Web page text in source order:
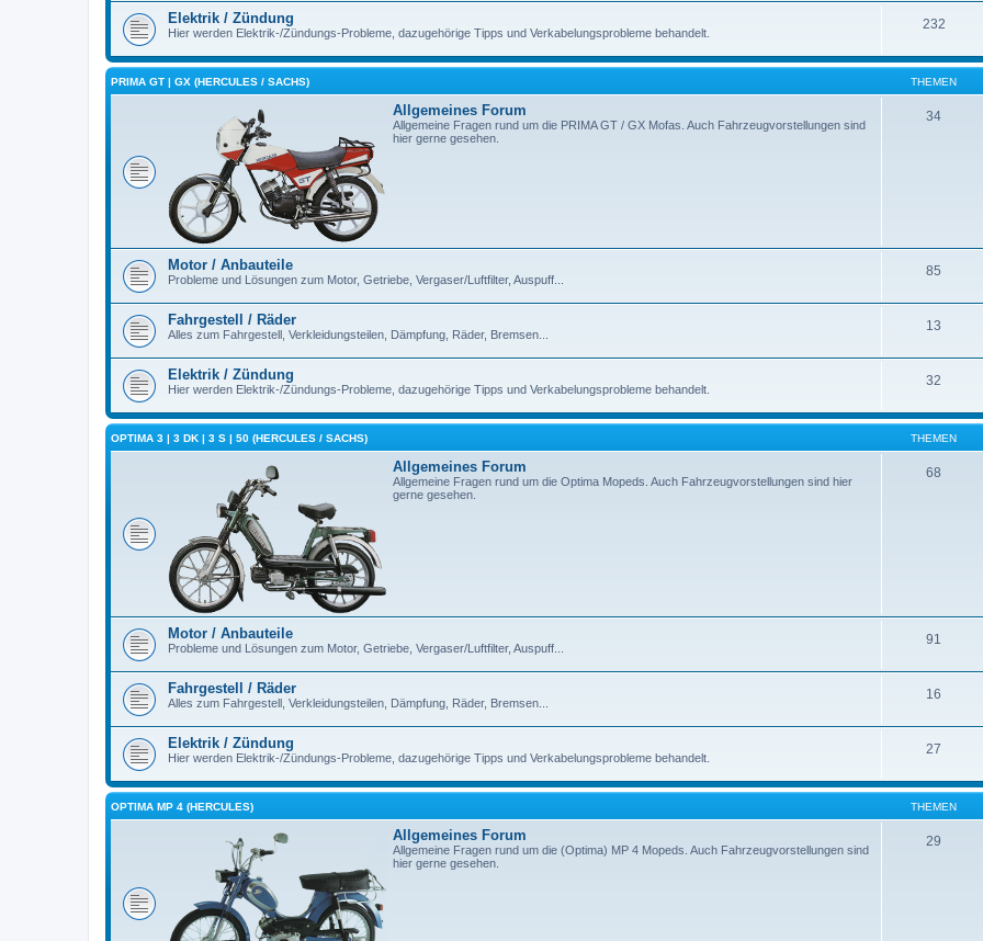
Elektrik / Zündung
Hier werden Elektrik-/Zündungs-Probleme, dazugehörige Tipps und Verkabelungsprobleme behandelt.
232
PRIMA GT | GX (HERCULES / SACHS) THEMEN
Allgemeines Forum
Allgemeine Fragen rund um die PRIMA GT / GX Mofas. Auch Fahrzeugvorstellungen sind
hier gerne gesehen.
34
Motor / Anbauteile
Probleme und Lösungen zum Motor, Getriebe, Vergaser/Luftfilter, Auspuff...
85
Fahrgestell / Räder
Alles zum Fahrgestell, Verkleidungsteilen, Dämpfung, Räder, Bremsen...
13
Elektrik / Zündung
Hier werden Elektrik-/Zündungs-Probleme, dazugehörige Tipps und Verkabelungsprobleme behandelt.
32
OPTIMA 3 | 3 DK | 3 S | 50 (HERCULES / SACHS) THEMEN
Allgemeines Forum
Allgemeine Fragen rund um die Optima Mopeds. Auch Fahrzeugvorstellungen sind hier
gerne gesehen.
68
Motor / Anbauteile
Probleme und Lösungen zum Motor, Getriebe, Vergaser/Luftfilter, Auspuff...
91
Fahrgestell / Räder
Alles zum Fahrgestell, Verkleidungsteilen, Dämpfung, Räder, Bremsen...
16
Elektrik / Zündung
Hier werden Elektrik-/Zündungs-Probleme, dazugehörige Tipps und Verkabelungsprobleme behandelt.
27
OPTIMA MP 4 (HERCULES) THEMEN
Allgemeines Forum
Allgemeine Fragen rund um die (Optima) MP 4 Mopeds. Auch Fahrzeugvorstellungen sind
hier gerne gesehen.
29